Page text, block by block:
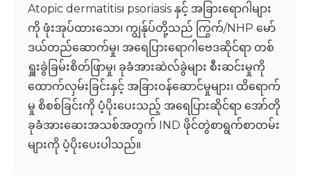
Atopic dermatitis၊ psoriasis နှင့် အခြားရောဂါများ
ကို ဖုံးအုပ်ထားသော၊ ကျွန်ုပ်တို့သည် ကြွက်/NHP မော်
ဒယ်တည်ဆောက်မှု၊ အရေပြားရောဂါဗေဒဆိုင်ရာ တစ်
ရှူးခွဲခြမ်းစိတ်ဖြာမှု၊ ခုခံအားဆဲလ်ခွဲများ စီးဆင်းမှုကို
ထောက်လှမ်းခြင်းနှင့် အခြားဝန်ဆောင်မှုများ၊ ထိရောက်
မှု စိစစ်ခြင်းကို ပံ့ပိုးပေးသည့် အရေပြားဆိုင်ရာ အော်တို
ခုခံအားဆေးအသစ်အတွက် IND ဖိုင်တွဲစာရွက်စာတမ်း
များကို ပံ့ပိုးပေးပါသည်။